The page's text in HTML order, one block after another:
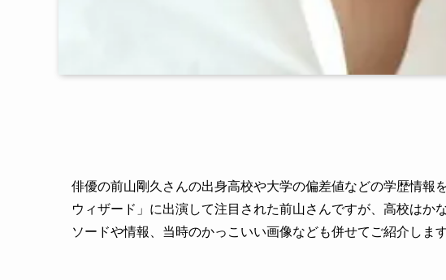
俳優の前山剛久さんの出身高校や大学の偏差値などの学歴情報
ウィザード」に出演して注目された前山さんですが、高校はか
ソードや情報、当時のかっこいい画像なども併せてご紹介しま